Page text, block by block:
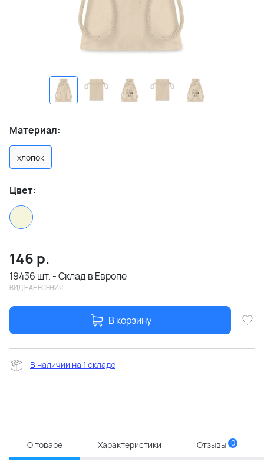
Материал:
хлопок
Цвет:
146 р.
19436 шт. - Склад в Европе
ВИД НАНЕСЕНИЯ
В корзину
В наличии на 1 складе
О товаре Характеристики Отзывы 0